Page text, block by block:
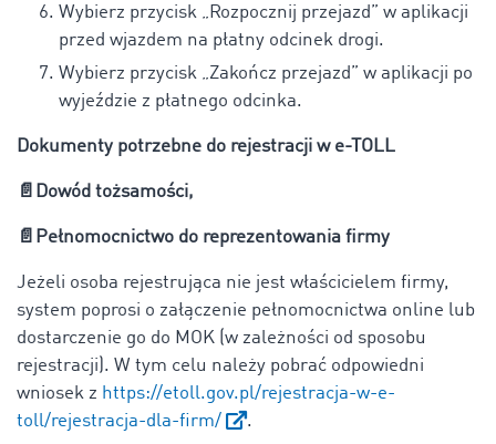
Wybierz przycisk „Rozpocznij przejazd” w aplikacji
przed wjazdem na płatny odcinek drogi.
Wybierz przycisk „Zakończ przejazd” w aplikacji po
wyjeździe z płatnego odcinka.
Dokumenty potrzebne do rejestracji w e-TOLL
📄 Dowód tożsamości,
📄 Pełnomocnictwo do reprezentowania firmy
Jeżeli osoba rejestrująca nie jest właścicielem firmy,
system poprosi o załączenie pełnomocnictwa online lub
dostarczenie go do MOK (w zależności od sposobu
rejestracji). W tym celu należy pobrać odpowiedni
wniosek z https://etoll.gov.pl/rejestracja-w-e-
toll/rejestracja-dla-firm/
.